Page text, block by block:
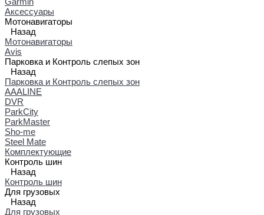
Аксессуары
Мотонавигаторы
Назад
Мотонавигаторы
Avis
Парковка и Контроль слепых зон
Назад
Парковка и Контроль слепых зон
AAALINE
DVR
ParkCity
ParkMaster
Sho-me
Steel Mate
Комплектующие
Контроль шин
Назад
Контроль шин
Для грузовых
Назад
Для грузовых